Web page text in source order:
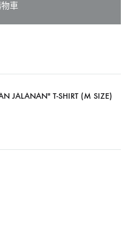
車
JALANAN" T-SHIRT (M SIZE)